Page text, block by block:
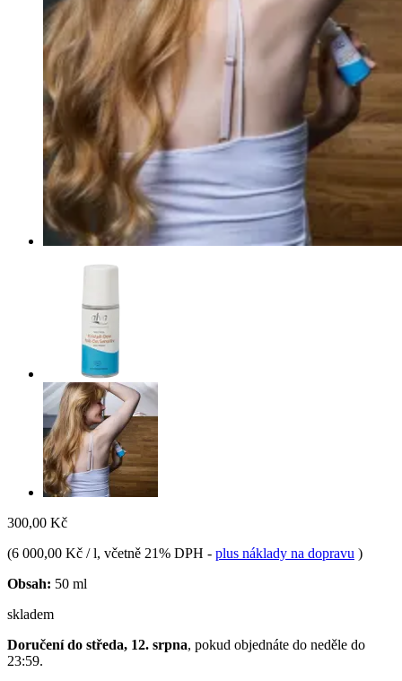
300,00 Kč
(6 000,00 Kč / l, včetně 21% DPH - plus náklady na dopravu )
Obsah: 50 ml
skladem
Doručení do středa, 12. srpna, pokud objednáte do neděle do
23:59.